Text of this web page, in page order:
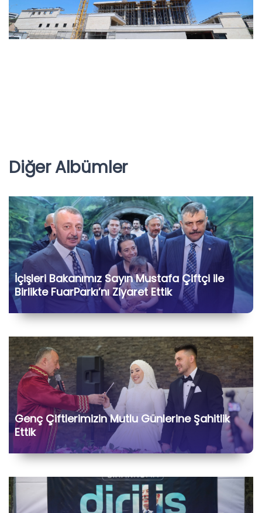
Diğer Albümler
İçişleri Bakanımız Sayın Mustafa Çiftçi ile
Birlikte FuarParkı’nı Ziyaret Ettik
Genç Çiftlerimizin Mutlu Günlerine Şahitlik
Ettik